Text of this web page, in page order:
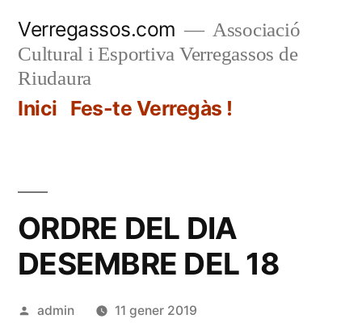
contingut
Verregassos.com
Associació
Cultural i Esportiva Verregassos de
Riudaura
Inici Fes-te Verregàs !
ORDRE DEL DIA
DESEMBRE DEL 18
Publicat
admin
11 gener 2019